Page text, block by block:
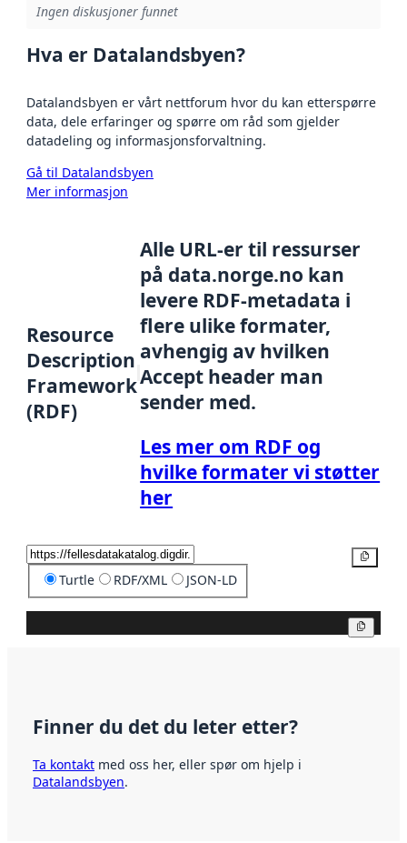
Ingen diskusjoner funnet
Hva er Datalandsbyen?
Datalandsbyen er vårt nettforum hvor du kan etterspørre
data, dele erfaringer og spørre om råd som gjelder
datadeling og informasjonsforvaltning.
Gå til Datalandsbyen
Mer informasjon
Resource
Description
Framework
(RDF)
Alle URL-er til ressurser
på data.norge.no kan
levere RDF-metadata i
flere ulike formater,
avhengig av hvilken
Accept header man
sender med.
Les mer om RDF og
hvilke formater vi støtter
her
Turtle RDF/XML JSON-LD
Finner du det du leter etter?
Ta kontakt med oss her, eller spør om hjelp i
Datalandsbyen.